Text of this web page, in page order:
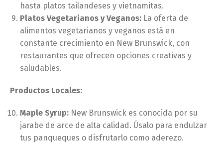
hasta platos tailandeses y vietnamitas.
Platos Vegetarianos y Veganos: La oferta de
alimentos vegetarianos y veganos está en
constante crecimiento en New Brunswick, con
restaurantes que ofrecen opciones creativas y
saludables.
Productos Locales:
Maple Syrup: New Brunswick es conocida por su
jarabe de arce de alta calidad. Úsalo para endulzar
tus panqueques o disfrutarlo como aderezo.